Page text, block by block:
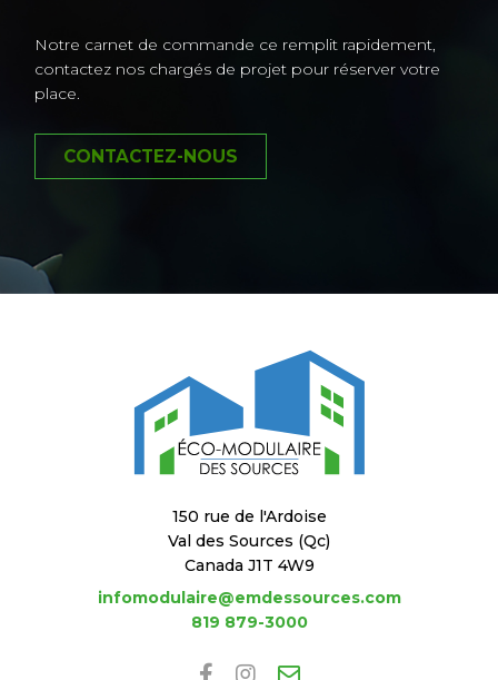
Notre carnet de commande ce remplit rapidement,
contactez nos chargés de projet pour réserver votre
place.
CONTACTEZ-NOUS
150 rue de l'Ardoise
Val des Sources (Qc)
Canada J1T 4W9
infomodulaire@emdessources.com
819 879-3000